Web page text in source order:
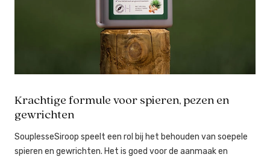
Krachtige formule voor spieren, pezen en
gewrichten
SouplesseSiroop speelt een rol bij het behouden van soepele
spieren en gewrichten. Het is goed voor de aanmaak en